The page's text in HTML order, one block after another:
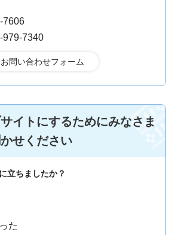
7606
979-7340
イトにするためにみなさま
せください
立ちましたか？
た